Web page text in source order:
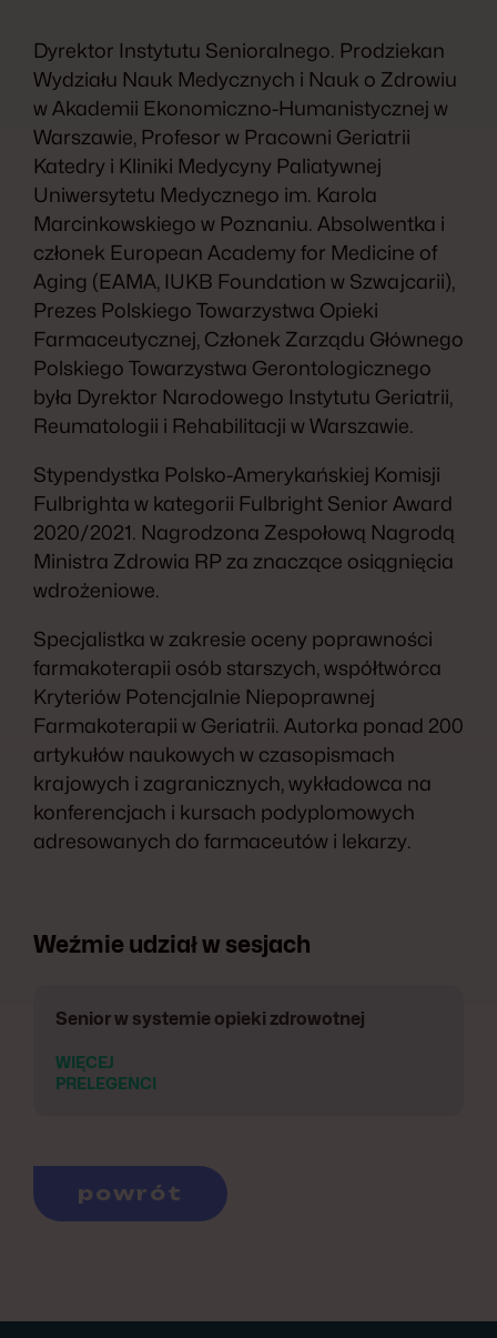
Dyrektor Instytutu Senioralnego. Prodziekan
Wydziału Nauk Medycznych i Nauk o Zdrowiu
w Akademii Ekonomiczno-Humanistycznej w
Warszawie, Profesor w Pracowni Geriatrii
Katedry i Kliniki Medycyny Paliatywnej
Uniwersytetu Medycznego im. Karola
Marcinkowskiego w Poznaniu. Absolwentka i
członek European Academy for Medicine of
Aging (EAMA, IUKB Foundation w Szwajcarii),
Prezes Polskiego Towarzystwa Opieki
Farmaceutycznej, Członek Zarządu Głównego
Polskiego Towarzystwa Gerontologicznego
była Dyrektor Narodowego Instytutu Geriatrii,
Reumatologii i Rehabilitacji w Warszawie.
Stypendystka Polsko-Amerykańskiej Komisji
Fulbrighta w kategorii Fulbright Senior Award
2020/2021. Nagrodzona Zespołową Nagrodą
Ministra Zdrowia RP za znaczące osiągnięcia
wdrożeniowe.
Specjalistka w zakresie oceny poprawności
farmakoterapii osób starszych, współtwórca
Kryteriów Potencjalnie Niepoprawnej
Farmakoterapii w Geriatrii. Autorka ponad 200
artykułów naukowych w czasopismach
krajowych i zagranicznych, wykładowca na
konferencjach i kursach podyplomowych
adresowanych do farmaceutów i lekarzy.
Weźmie udział w sesjach
Senior w systemie opieki zdrowotnej
WIĘCEJ
PRELEGENCI
powrót